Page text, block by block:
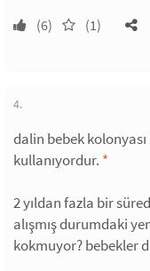
(6) (1)
4.
dalin bebek
kullanıyordur. *
2 yıldan fazla bir
alışmış durumdaki
kokmuyor? bebekler